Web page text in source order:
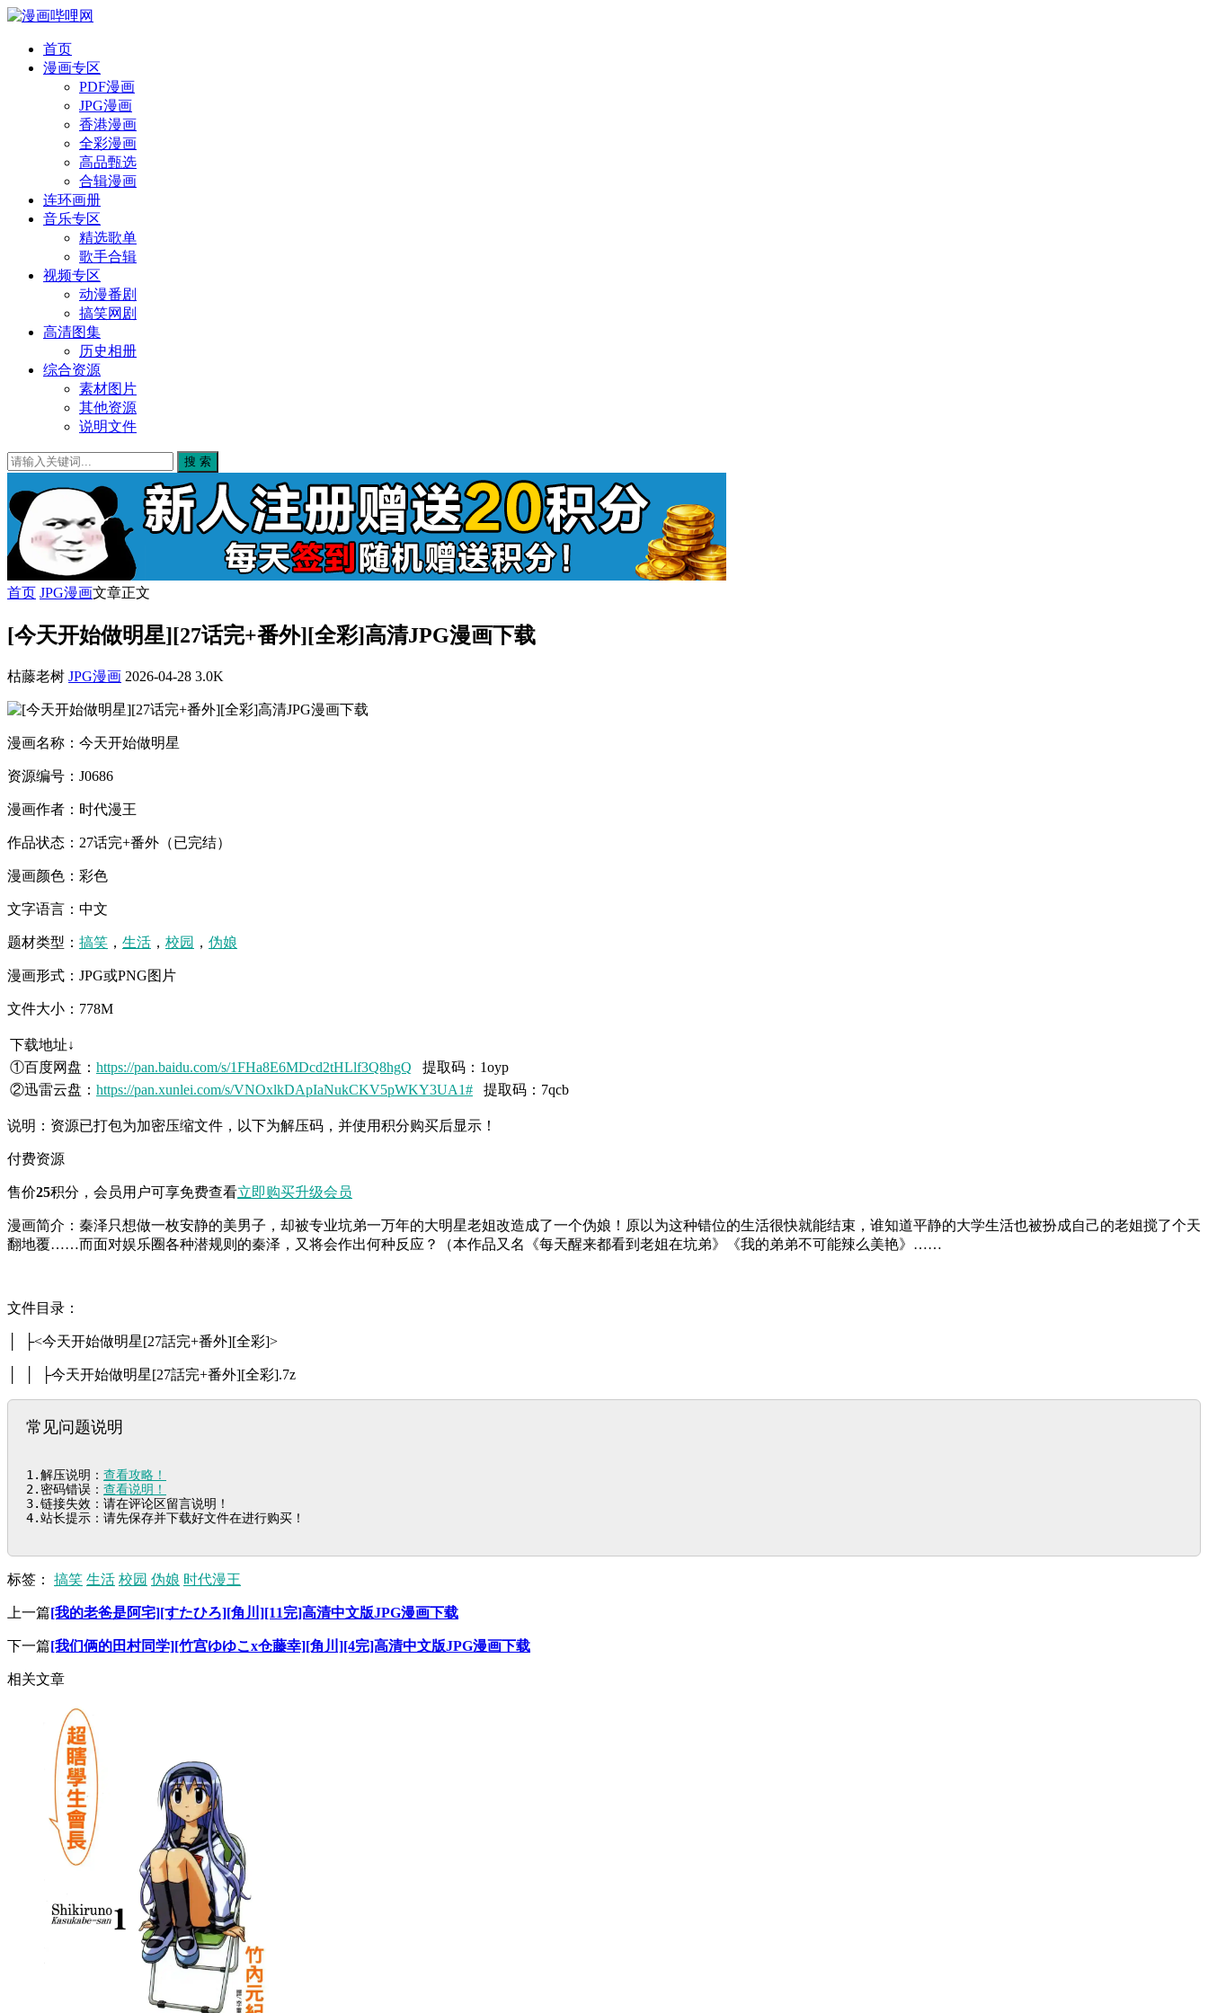
首页
漫画专区
PDF漫画
JPG漫画
香港漫画
全彩漫画
高品甄选
合辑漫画
连环画册
音乐专区
精选歌单
歌手合辑
视频专区
动漫番剧
搞笑网剧
高清图集
历史相册
综合资源
素材图片
其他资源
说明文件
搜 索
首页 JPG漫画文章正文
[今天开始做明星][27话完+番外][全彩]高清JPG漫画下载
枯藤老树 JPG漫画 2026-04-28 3.0K
漫画名称：今天开始做明星
资源编号：J0686
漫画作者：时代漫王
作品状态：27话完+番外（已完结）
漫画颜色：彩色
文字语言：中文
题材类型： 搞笑 ， 生活 ， 校园 ， 伪娘
漫画形式：JPG或PNG图片
文件大小：778M
下载地址↓
①百度网盘： https://pan.baidu.com/s/1FHa8E6MDcd2tHLlf3Q8hgQ 提取码：1oyp
②迅雷云盘： https://pan.xunlei.com/s/VNOxlkDApIaNukCKV5pWKY3UA1# 提取码：7qcb
说明：资源已打包为加密压缩文件，以下为解压码，并使用积分购买后显示！
付费资源
售价25积分 ，会员用户可享免费查看立即购买升级会员
漫画简介：秦泽只想做一枚安静的美男子，却被专业坑弟一万年的大明星老姐改造成了一个伪娘！原以为这种错位的生活很快就能结束，谁知道平静的大学生活也被扮成自己的老姐搅了个天
翻地覆……而面对娱乐圈各种潜规则的秦泽，又将会作出何种反应？（本作品又名《每天醒来都看到老姐在坑弟》《我的弟弟不可能辣么美艳》……
文件目录：
│ ├<今天开始做明星[27話完+番外][全彩]>
│ │ ├今天开始做明星[27話完+番外][全彩].7z
常见问题说明
1.解压说明： 查看攻略！
2.密码错误： 查看说明！
3.链接失效：请在评论区留言说明！
4.站长提示：请先保存并下载好文件在进行购买！
标签： 搞笑 生活 校园 伪娘 时代漫王
上一篇[我的老爸是阿宅][すたひろ][角川][11完]高清中文版JPG漫画下载
下一篇[我们俩的田村同学][竹宫ゆゆこx仓藤幸][角川][4完]高清中文版JPG漫画下载
相关文章